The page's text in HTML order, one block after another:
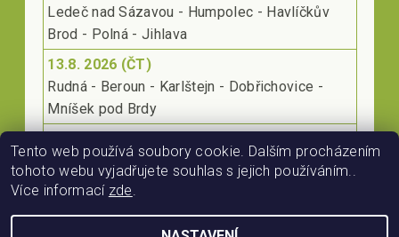
Ledeč nad Sázavou - Humpolec - Havlíčkův
Brod - Polná - Jihlava
13.8. 2026 (ČT)
Rudná - Beroun - Karlštejn - Dobřichovice -
Mníšek pod Brdy
Klecany - Kralupy nad Vltavou - Roudnice nad
Labem - Lovosice
Tento web používá soubory cookie. Dalším procházením
tohoto webu vyjadřujete souhlas s jejich používáním..
Více informací zde.